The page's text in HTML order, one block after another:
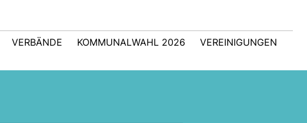
VERBÄNDE KOMMUNALWAHL 2026
VEREINIGUNGEN